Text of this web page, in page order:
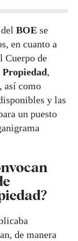
BOE se
en cuanto a
Cuerpo de
Propiedad,
así como
y las
un puesto
de manera